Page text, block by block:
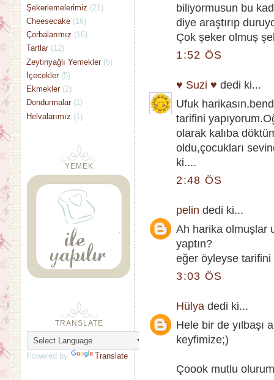
biliyormusun bu
diye araştırıp
Çok şeker olmuş
1:52 ÖS
♥ Suzi ♥ dedi ki...
Ufuk
tarifini
olarak kalıba
oldu,çocukları
ki....
2:48 ÖS
pelin dedi ki...
Ah harika olmuşlar
yaptın?
eğer öyleyse tarifini
3:03 ÖS
Hülya dedi ki...
Hele bir de yılbaşı
keyfimize;)
Çoook mutlu
Şekerlemelerimiz (21)
Cheesecake (16)
Çorbalarımız (16)
Tartlar (12)
Zeytinyağlı Yemekler (5)
İçecekler (5)
Ekmekler (2)
Dondurmalar (1)
Helvalarımız (1)
YEMEK
TRANSLATE
Powered by Translate